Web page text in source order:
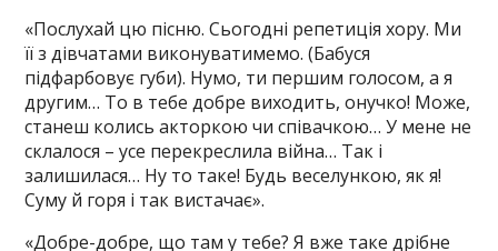
«Послухай цю пісню. Сьогодні репетиція хору. Ми
її з дівчатами виконуватимемо. (Бабуся
підфарбовує губи). Нумо, ти першим голосом, а я
другим… То в тебе добре виходить, онучко! Може,
станеш колись акторкою чи співачкою… У мене не
склалося – усе перекреслила війна… Так і
залишилася… Ну то таке! Будь веселункою, як я!
Суму й горя і так вистачає».
«Добре-добре, що там у тебе? Я вже таке дрібне